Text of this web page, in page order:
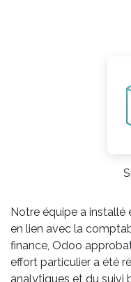
Notre équipe a installé
en lien avec la
finance, Odoo
effort particulier a été
analytiques et du suivi